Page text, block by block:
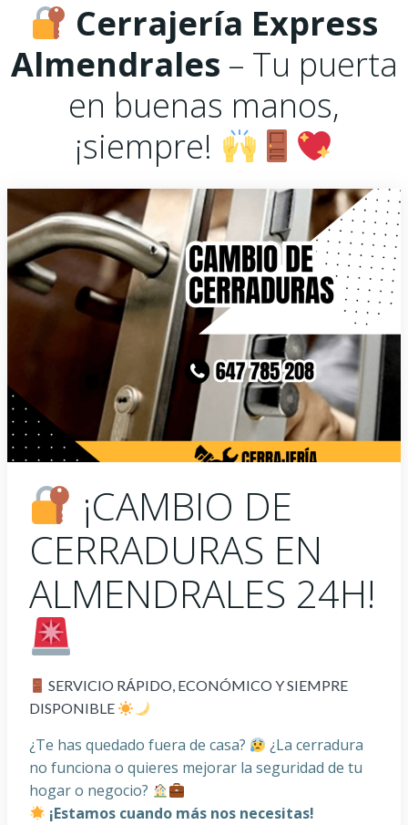
Cerrajería Express
Almendrales – Tu puerta
en buenas manos,
¡siempre!
¡CAMBIO DE
CERRADURAS EN
ALMENDRALES 24H!
SERVICIO RÁPIDO, ECONÓMICO Y SIEMPRE
DISPONIBLE
¿Te has quedado fuera de casa?
¿La cerradura
no funciona o quieres mejorar la seguridad de tu
hogar o negocio?
¡Estamos cuando más nos necesitas!